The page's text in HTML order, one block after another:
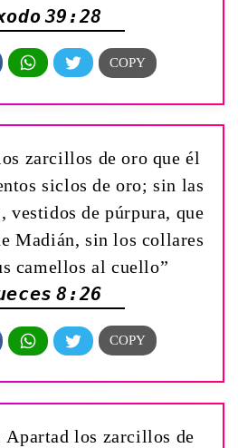
39:28
zarcillos de oro que él
siclos de oro; sin las
vestidos de púrpura, que
Madián, sin los collares
camellos al cuello”
8:26
Apartad los zarcillos de